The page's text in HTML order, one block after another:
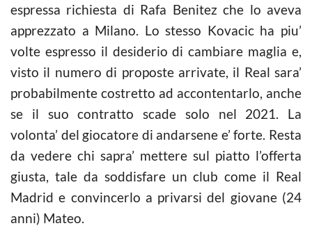
espressa richiesta di Rafa Benitez che lo aveva
apprezzato a Milano. Lo stesso Kovacic ha piu’
volte espresso il desiderio di cambiare maglia e,
visto il numero di proposte arrivate, il Real sara’
probabilmente costretto ad accontentarlo, anche
se il suo contratto scade solo nel 2021. La
volonta’ del giocatore di andarsene e’ forte. Resta
da vedere chi sapra’ mettere sul piatto l’offerta
giusta, tale da soddisfare un club come il Real
Madrid e convincerlo a privarsi del giovane (24
anni) Mateo.